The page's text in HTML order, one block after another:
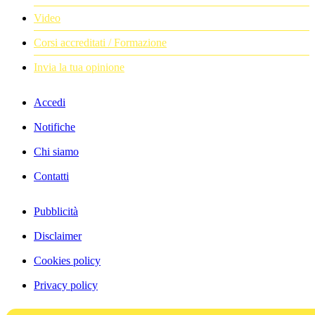
Video
Corsi accreditati / Formazione
Invia la tua opinione
Accedi
Notifiche
Chi siamo
Contatti
Pubblicità
Disclaimer
Cookies policy
Privacy policy